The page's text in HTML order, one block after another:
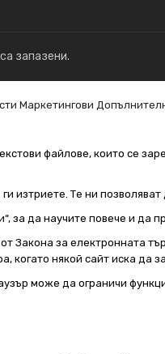
запазени.
Маркетингови
файлове, които се
изтриете. Те ни
за да научите повече и да
Закона за електронната
някой сайт иска да
може да ограничи